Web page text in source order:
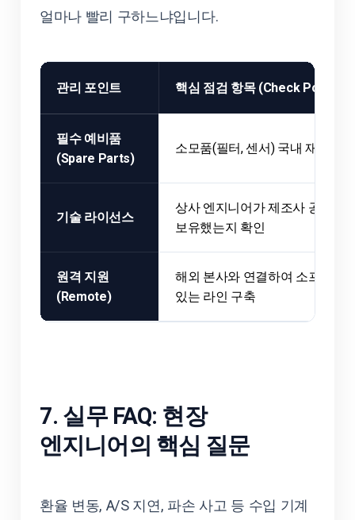
얼마나 빨리 구하느냐입니다.
관리 포인트 핵심 점검 항목 (Check Point)
필수 예비품
(Spare Parts)
소모품(필터, 센서) 국내 재고 보
기술 라이선스
상사 엔지니어가 제조사 공식 교
보유했는지 확인
원격 지원
(Remote)
해외 본사와 연결하여 소프트웨
있는 라인 구축
7. 실무 FAQ: 현장
엔지니어의 핵심 질문
환율 변동, A/S 지연, 파손 사고 등 수입 기계